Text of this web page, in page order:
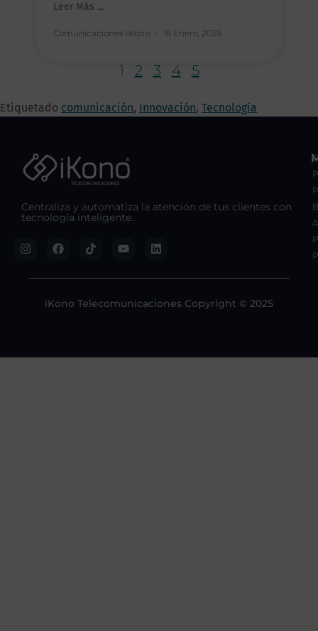
Leer Más ...
Comunicaciones IKono 16 Enero, 2026
1 2 3 4 5
Etiquetado comunicación, Innovación, Tecnología
Centraliza y automatiza la atención de tus clientes con
tecnología inteligente.
iKono Telecomunicaciones Copyright © 2025